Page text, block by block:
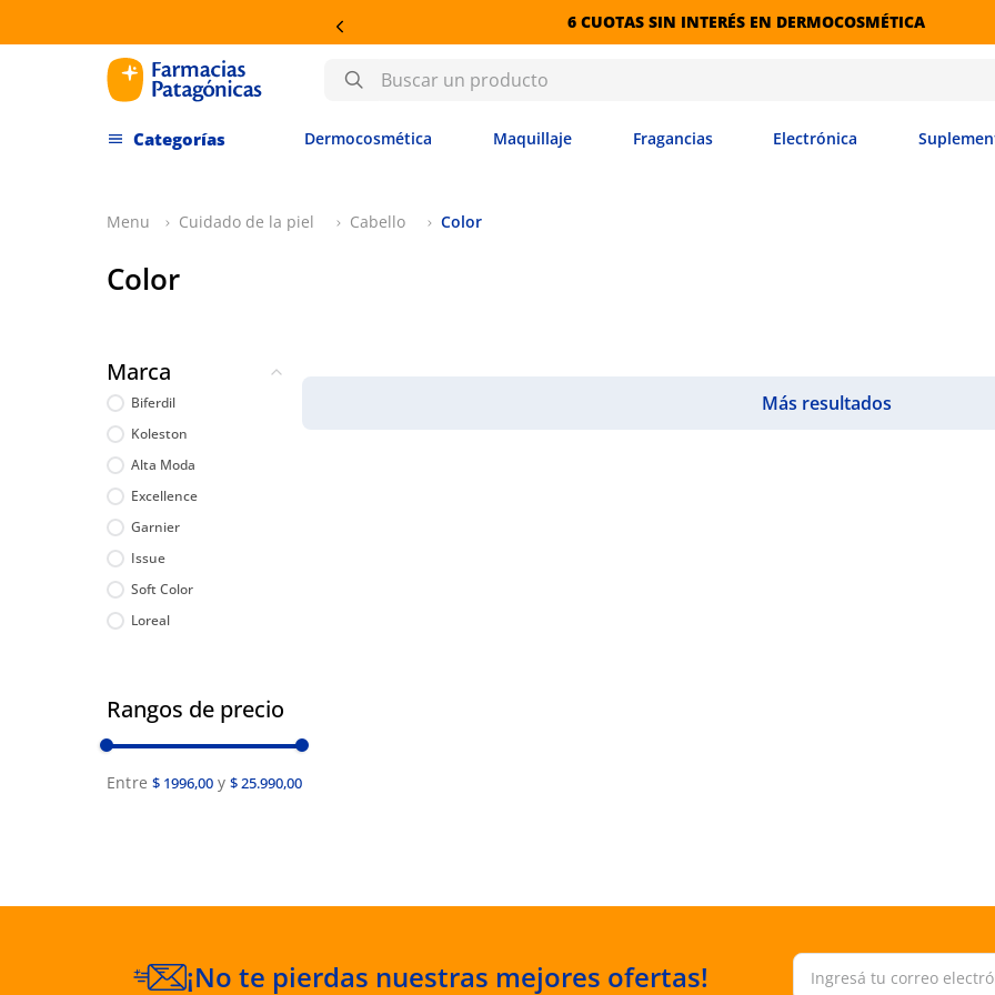
6 CUOTAS SIN INTERÉS EN DERMOCOSMÉTICA
Buscar un producto
Dermocosmética Maquillaje Fragancias Electrónica
Cuidado de la piel Cabello Color
Color
Marca
Biferdil
Koleston
Alta Moda
Excellence
Garnier
Issue
Soft Color
Loreal
Rangos de precio
$ 1996,00 $ 25.990,00
¡No te pierdas nuestras mejores ofertas!